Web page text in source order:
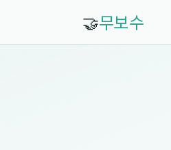
🤝무보수